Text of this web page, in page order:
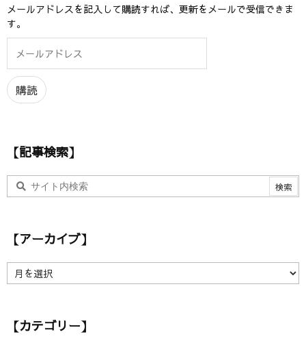
メールアドレスを記入して購読すれば、更新をメールで受信できま
す。
ル
ア
ド
購読
【記事検索】
【アーカイブ】
ア
イ【カテゴリー】